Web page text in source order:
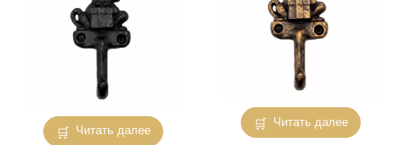
Читать далее
Читать далее